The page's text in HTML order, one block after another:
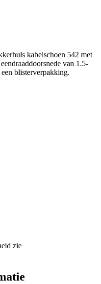
kabelschoen 542 met
van 1.5-
blisterverpakking.
zie